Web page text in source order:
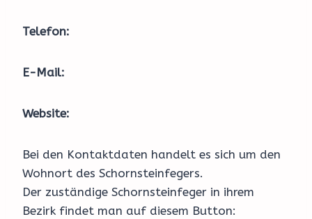
Telefon:
E-Mail:
Website:
Bei den Kontaktdaten handelt es sich um den
Wohnort des Schornsteinfegers.
Der zuständige Schornsteinfeger in ihrem
Bezirk findet man auf diesem Button: